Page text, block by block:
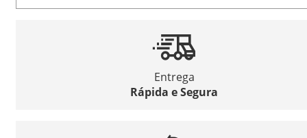
Entrega
Rápida e Segura